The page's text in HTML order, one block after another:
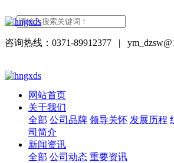
咨询热线：0371-89912377 |
网站首页
关于我们
全部 公司品牌 领导关怀 发展历程
司简介
新闻资讯
全部 公司动态 重要资讯